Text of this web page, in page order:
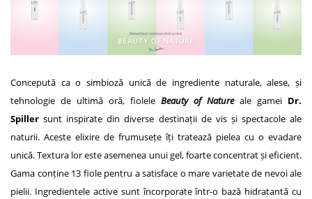
Concepută ca o simbioză unică de ingrediente naturale, alese, și
tehnologie de ultimă oră, fiolele Beauty of Natureale gamei Dr.
Spiller sunt inspirate din diverse destinații de vis și spectacole ale
naturii. Aceste elixire de frumusețe îți tratează pielea cu o evadare
unică. Textura lor este asemenea unui gel, foarte concentrat și eficient.
Gama conține 13 fiole pentru a satisface o mare varietate de nevoi ale
pielii. Ingredientele active sunt încorporate într-o bază hidratantă cu